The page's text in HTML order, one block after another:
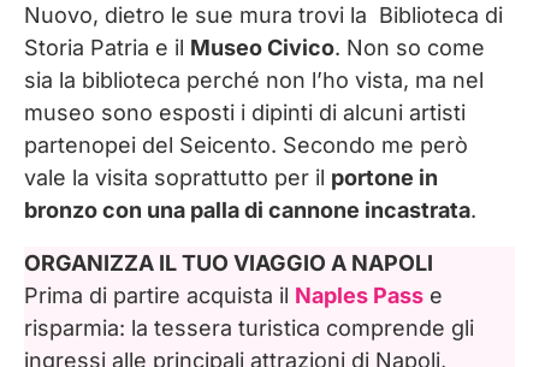
Nuovo, dietro le sue mura trovi la Biblioteca di
Storia Patria e il Museo Civico. Non so come
sia la biblioteca perché non l’ho vista, ma nel
museo sono esposti i dipinti di alcuni artisti
partenopei del Seicento. Secondo me però
vale la visita soprattutto per il portone in
bronzo con una palla di cannone incastrata.
ORGANIZZA IL TUO VIAGGIO A NAPOLI
Prima di partire acquista il Naples Pass e
risparmia: la tessera turistica comprende gli
ingressi alle principali attrazioni di Napoli,